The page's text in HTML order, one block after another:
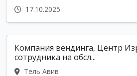
17.10.2025
Компания вендинга, Центр
сотрудника на обсл...
Тель Авив